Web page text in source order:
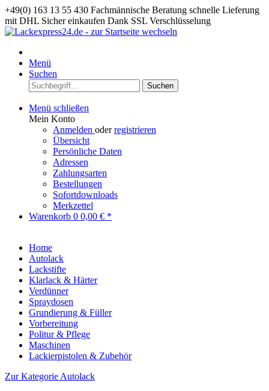
+49(0) 163 13 55 430 Fachmännische Beratung schnelle Lieferung
mit DHL Sicher einkaufen Dank SSL Verschlüsselung
Menü
Suchen
Suchen
Menü schließen
Mein Konto
Anmelden oderregistrieren
Übersicht
Persönliche Daten
Adressen
Zahlungsarten
Bestellungen
Sofortdownloads
Merkzettel
Warenkorb 0 0,00 € *
Home
Autolack
Lackstifte
Klarlack & Härter
Verdünner
Spraydosen
Grundierung & Füller
Vorbereitung
Politur & Pflege
Maschinen
Lackierpistolen & Zubehör
Zur Kategorie Autolack